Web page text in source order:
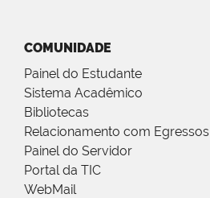
COMUNIDADE
Painel do Estudante
Sistema Acadêmico
Bibliotecas
Relacionamento com Egressos
Painel do Servidor
Portal da TIC
WebMail